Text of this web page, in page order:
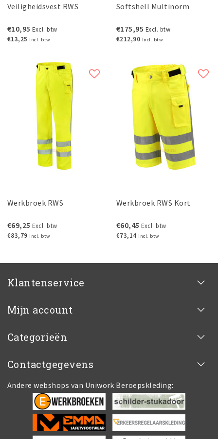
Veiligheidsvest RWS
€10,95 Excl. btw
€13,25 Incl. btw
Softshell Multinorm
€175,95 Excl. btw
€212,90 Incl. btw
Werkbroek RWS
€69,25 Excl. btw
€83,79 Incl. btw
Werkbroek RWS Kort
€60,45 Excl. btw
€73,14 Incl. btw
Klantenservice
Mijn account
Categorieën
Contactgegevens
Andere webshops van Uniwork Beroepskleding: